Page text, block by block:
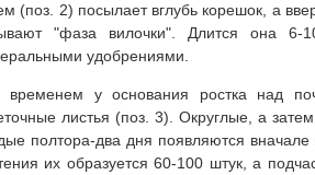
(поз. 2) посылает вглубь корешок, а
"фаза вилочки". Длится она
удобрениями.
временем у основания ростка над
листья (поз. 3). Округлые, а
полтора-два дня появляются вначале
их образуется 60-100 штук, а